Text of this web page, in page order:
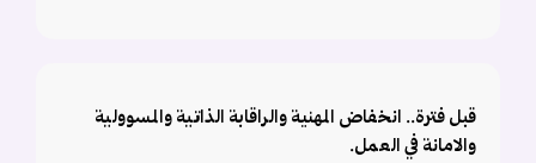
قبل فترة.. انخفاض المهنية والراقابة الذاتية والمسوولية
والامانة في العمل.